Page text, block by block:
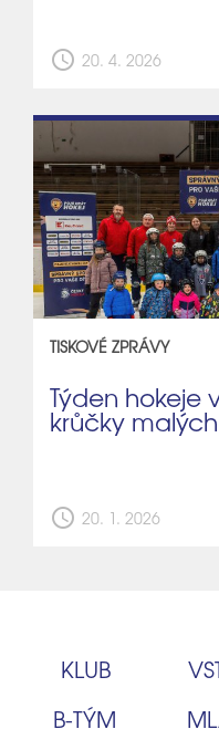
schedule 20. 4. 2026
TISKOVÉ ZPRÁVY
Týden hokeje
krůčky
schedule 20. 1. 2026
KLUB
B‑TÝM